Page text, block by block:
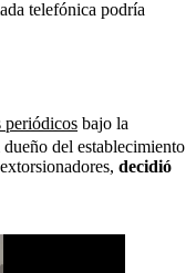
telefónica podría
periódicos bajo la
del establecimiento
decidió